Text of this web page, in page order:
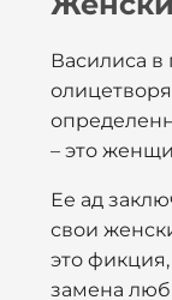
Василиса в
– это
Ее ад
свои
это
замена